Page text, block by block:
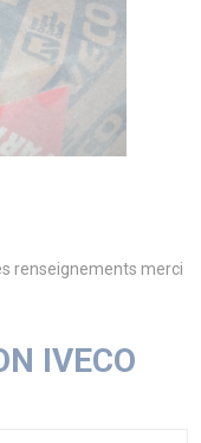
renseignements merci
IVECO